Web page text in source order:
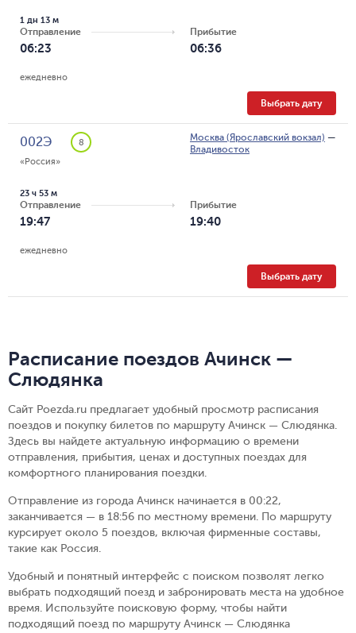
Отправление
06:23
1 дн 13 м
Прибытие
06:36
ежедневно
Выбрать дату
002Э
8
«Россия»
Москва (Ярославский вокзал) —
Владивосток
Отправление
19:47
23 ч 53 м
Прибытие
19:40
ежедневно
Выбрать дату
Расписание поездов Ачинск —
Слюдянка
Сайт Poezda.ru предлагает удобный просмотр расписания
поездов и покупку билетов по маршруту Ачинск — Слюдянка.
Здесь вы найдете актуальную информацию о времени
отправления, прибытия, ценах и доступных поездах для
комфортного планирования поездки.
Отправление из города Ачинск начинается в 00:22,
заканчивается — в 18:56 по местному времени. По маршруту
курсирует около 5 поездов, включая фирменные составы,
такие как Россия.
Удобный и понятный интерфейс с поиском позволят легко
выбрать подходящий поезд и забронировать места на удобное
время. Используйте поисковую форму, чтобы найти
подходящий поезд по маршруту Ачинск — Слюдянка